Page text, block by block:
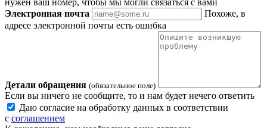
нужен ваш номер, чтобы мы могли связаться с вами
Электронная почта
Похоже, в
адресе электронной почты есть ошибка
Детали обращения (обязательное поле)
Если вы ничего не сообщите, то и нам будет нечего ответить
Даю согласие на обработку данных в соответствии
с соглашением